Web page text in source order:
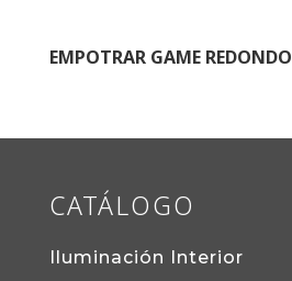
EMPOTRAR GAME REDONDO
CATÁLOGO
Iluminación Interior